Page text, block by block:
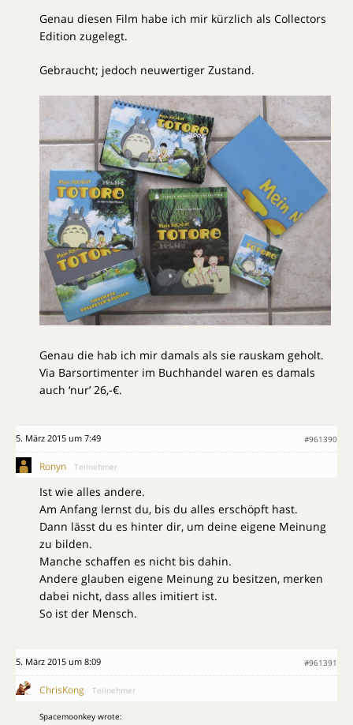
Genau diesen Film habe ich mir kürzlich als Collectors
Edition zugelegt.
Gebraucht; jedoch neuwertiger Zustand.
Genau die hab ich mir damals als sie rauskam geholt.
Via Barsortimenter im Buchhandel waren es damals
auch ‘nur’ 26,-€.
5. März 2015 um 7:49 #961390
Ronyn Teilnehmer
Ist wie alles andere.
Am Anfang lernst du, bis du alles erschöpft hast.
Dann lässt du es hinter dir, um deine eigene Meinung
zu bilden.
Manche schaffen es nicht bis dahin.
Andere glauben eigene Meinung zu besitzen, merken
dabei nicht, dass alles imitiert ist.
So ist der Mensch.
5. März 2015 um 8:09 #961391
ChrisKong Teilnehmer
Spacemoonkey wrote: